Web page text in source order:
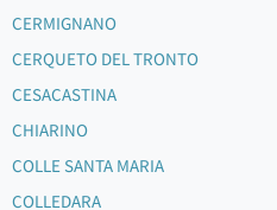
CERMIGNANO
CERQUETO DEL TRONTO
CESACASTINA
CHIARINO
COLLE SANTA MARIA
COLLEDARA